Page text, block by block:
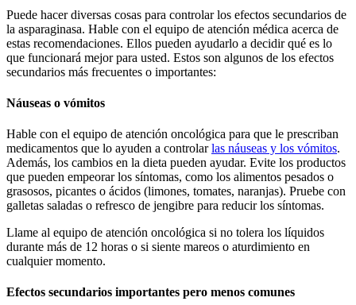
Puede hacer diversas cosas para controlar los efectos secundarios de
la asparaginasa. Hable con el equipo de atención médica acerca de
estas recomendaciones. Ellos pueden ayudarlo a decidir qué es lo
que funcionará mejor para usted. Estos son algunos de los efectos
secundarios más frecuentes o importantes:
Náuseas o vómitos
Hable con el equipo de atención oncológica para que le prescriban
medicamentos que lo ayuden a controlarlas náuseas y los vómitos.
Además, los cambios en la dieta pueden ayudar. Evite los productos
que pueden empeorar los síntomas, como los alimentos pesados o
grasosos, picantes o ácidos (limones, tomates, naranjas). Pruebe con
galletas saladas o refresco de jengibre para reducir los síntomas.
Llame al equipo de atención oncológica si no tolera los líquidos
durante más de 12 horas o si siente mareos o aturdimiento en
cualquier momento.
Efectos secundarios importantes pero menos comunes